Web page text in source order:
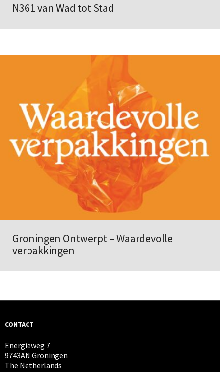
N361 van Wad tot Stad
Groningen Ontwerpt – Waardevolle
verpakkingen
CONTACT
Energieweg 7
9743AN Groningen
The Netherlands